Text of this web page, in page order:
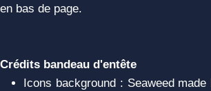
en bas de page.
Crédits bandeau d'entête
Icons background : Seaweed